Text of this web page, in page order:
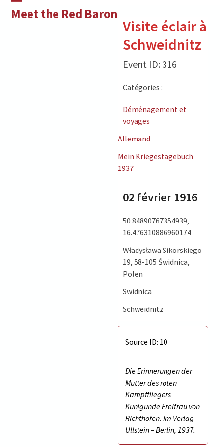
Meet the Red Baron
Open
Close
Visite éclair à
Schweidnitz
Event ID: 316
Catégories :
Déménagement et
voyages
Allemand
Mein Kriegestagebuch
1937
02 février 1916
50.84890767354939,
16.476310886960174
Władysława Sikorskiego
19, 58-105 Świdnica,
Polen
Swidnica
Schweidnitz
Source ID: 10
Die Erinnerungen der
Mutter des roten
Kampffliegers
Kunigunde Freifrau von
Richthofen. Im Verlag
Ullstein – Berlin, 1937.